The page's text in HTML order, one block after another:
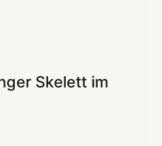
Skelett im